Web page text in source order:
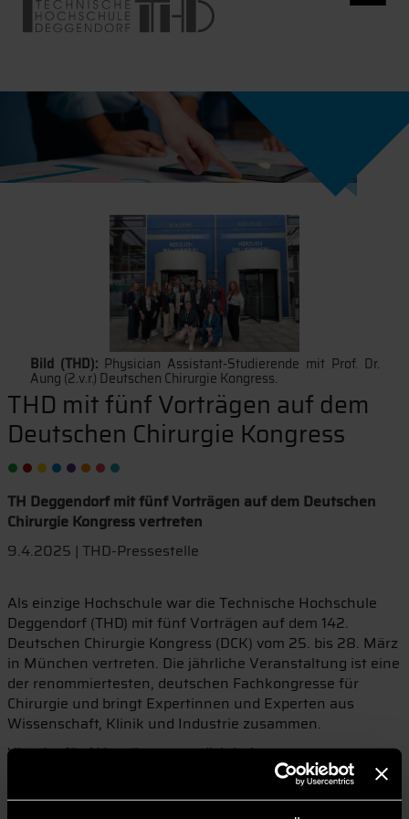
Bild (THD): Physician Assistant-Studierende mit Prof. Dr.
Aung (2.v.r.) Deutschen Chirurgie Kongress.
THD mit fünf Vorträgen auf dem
Deutschen Chirurgie Kongress
TH Deggendorf mit fünf Vorträgen auf dem Deutschen
Chirurgie Kongress vertreten
9.4.2025 | THD-Pressestelle
Als einzige Hochschule war die Technische Hochschule
Deggendorf (THD) mit fünf Vorträgen auf dem 142.
Deutschen Chirurgie Kongress (DCK) vom 25. bis 28. März
in München vertreten. Die jährliche Veranstaltung ist eine
der renommiertesten, deutschen Fachkongresse für
Chirurgie und bringt Expertinnen und Experten aus
Wissenschaft, Klinik und Industrie zusammen.
Vier der fünf Vorträge zu medizinischen
Behandlungsmethoden wurden von Studentinnen des
THD-Bachelorstudiengangs Physician Assistant (PA)
gehalten. Zudem präsentierte Laura-Lemberger-